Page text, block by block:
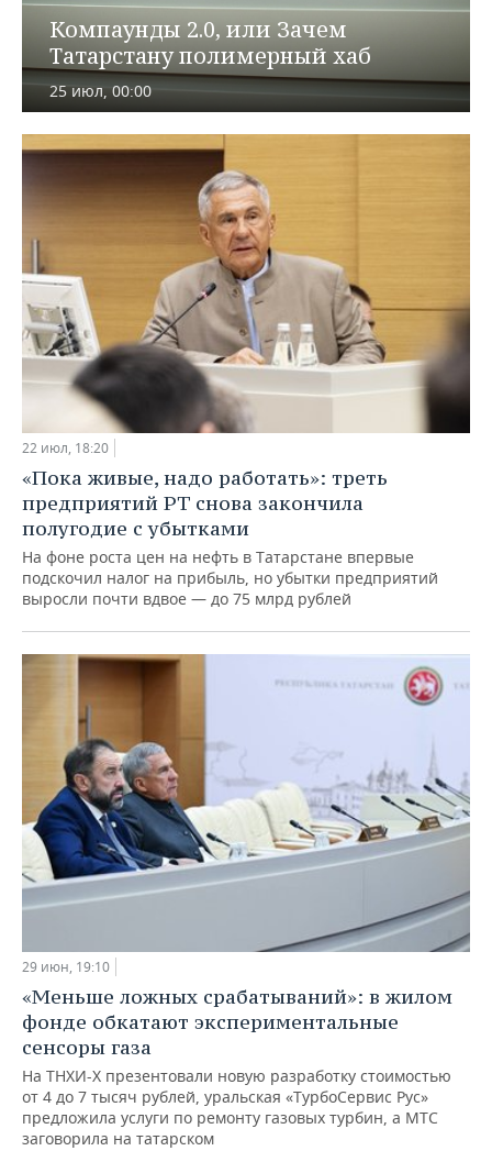
ХОККЕЙ С МЯЧОМ
ПРОИСШЕСТВИЯ
Компаунды 2.0, или Зачем
Татарстану полимерный хаб
25 июл, 00:00
22 июл, 18:20
«Пока живые, надо работать»: треть
предприятий РТ снова закончила
полугодие с убытками
На фоне роста цен на нефть в Татарстане впервые
подскочил налог на прибыль, но убытки предприятий
выросли почти вдвое — до 75 млрд рублей
29 июн, 19:10
«Меньше ложных срабатываний»: в жилом
фонде обкатают экспериментальные
сенсоры газа
На ТНХИ-Х презентовали новую разработку стоимостью
от 4 до 7 тысяч рублей, уральская «ТурбоСервис Рус»
предложила услуги по ремонту газовых турбин, а МТС
заговорила на татарском